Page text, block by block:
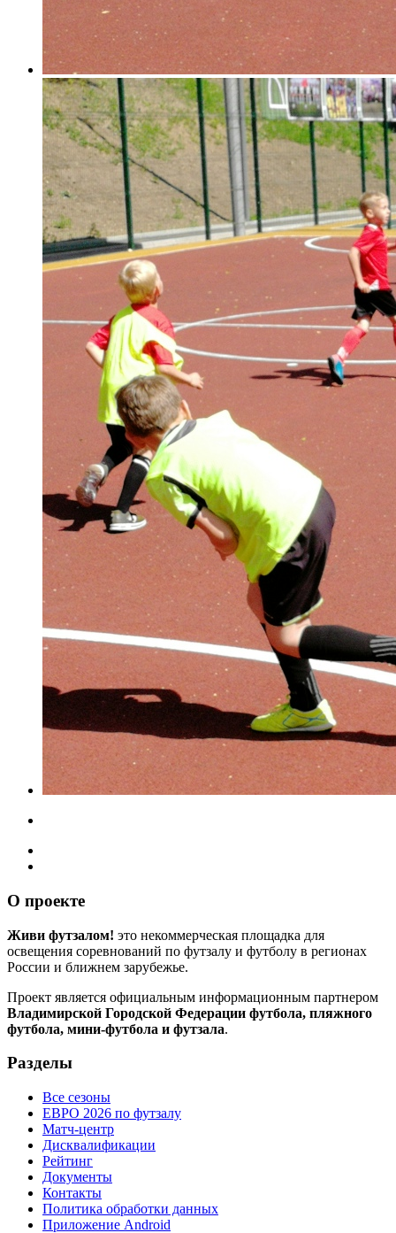
О проекте
Живи футзалом! это некоммерческая площадка для
освещения соревнований по футзалу и футболу в регионах
России и ближнем зарубежье.
Проект является официальным информационным партнером
Владимирской Городской Федерации футбола, пляжного
футбола, мини-футбола и футзала.
Разделы
Все сезоны
ЕВРО 2026 по футзалу
Матч-центр
Дисквалификации
Рейтинг
Документы
Контакты
Политика обработки данных
Приложение Android